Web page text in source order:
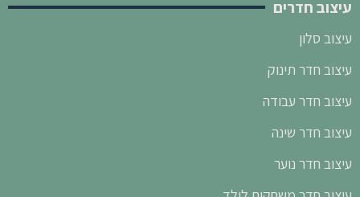
עיצוב חדרים
עיצוב סלון
עיצוב חדר תינוק
עיצוב חדר עבודה
עיצוב חדר שינה
עיצוב חדר נוער